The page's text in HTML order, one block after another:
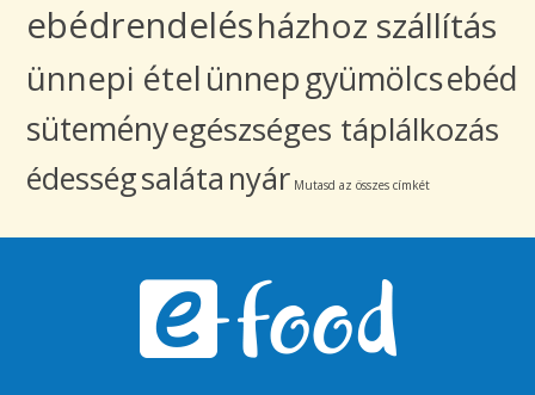
ebédrendelésházhoz szállítás
ünnepi ételünnepgyümölcsebéd
süteményegészséges táplálkozás
édességsaláta nyár Mutasd az összes címkét